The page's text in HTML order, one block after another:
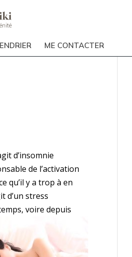
ME CONTACTER
d’insomnie
de l’activation
qu’il y a trop à en
d’un stress
voire depuis